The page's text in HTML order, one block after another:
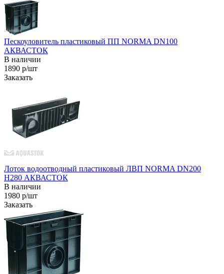
Пескоуловитель пластиковый ПП NORMA DN100
АКВАСТОК
В наличии
1890 р/шт
Заказать
Лоток водоотводный пластиковый ЛВП NORMA DN200
H280 АКВАСТОК
В наличии
1980 р/шт
Заказать